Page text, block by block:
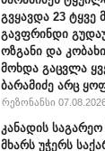
გვყავდა 23 ტყვე
გავფრინდი
ოზგანი და
მოხდა გაცვლა
ბარამიძე არც
რეზონანსი
კანადის
მხარს უჭერს